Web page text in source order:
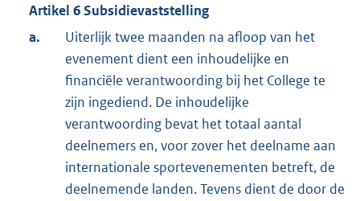
Artikel 6 Subsidievaststelling
a.
Uiterlijk twee maanden na afloop van het
evenement dient een inhoudelijke en
financiële verantwoording bij het College te
zijn ingediend. De inhoudelijke
verantwoording bevat het totaal aantal
deelnemers en, voor zover het deelname aan
internationale sportevenementen betreft, de
deelnemende landen. Tevens dient de door de